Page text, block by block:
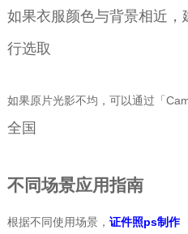
如果衣服颜色与背景相近
行选取
如果原片光影不均，可以通过「
全国
不同场景应用指南
根据不同使用场景， 证件照ps制作